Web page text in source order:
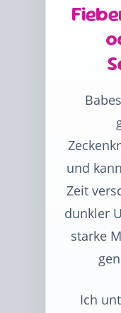
und
Zeit
dunkler
starke
Ich